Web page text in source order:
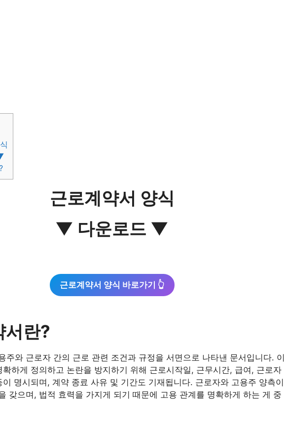
근로계약서 양식
▼ 다운로드 ▼
근로계약서 양식 바로가기 👆
서란?
주와 근로자 간의 근로 관련 조건과 규정을 서면으로 나타낸 문서입니다. 이
확하게 정의하고 논란을 방지하기 위해 근로시작일, 근무시간, 급여, 근로자
명시되며, 계약 종료 사유 및 기간도 기재됩니다. 근로자와 고용주 양측이
갖으며, 법적 효력을 가지게 되기 때문에 고용 관계를 명확하게 하는 게 중